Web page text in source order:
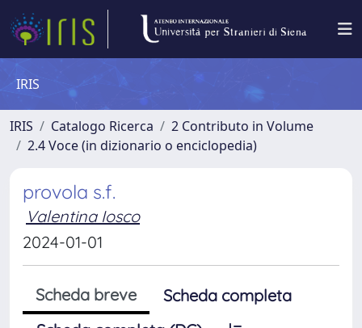
IRIS
IRIS Catalogo Ricerca
2 Contributo in Volume
2.4 Voce (in dizionario o enciclopedia)
provola s.f.
Valentina Iosco
2024-01-01
Scheda breve
Scheda completa